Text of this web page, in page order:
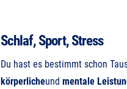
Schlaf, Sport, Stress
Du hast es bestimmt schon
körperlicheund mentale